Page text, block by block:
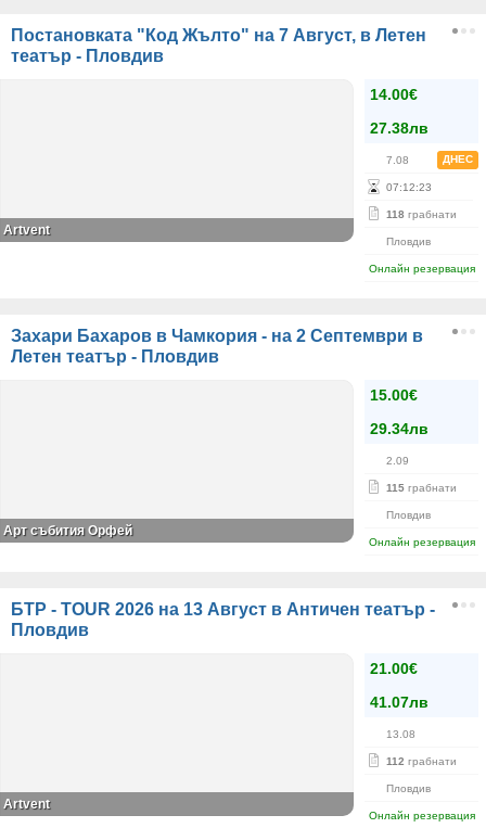
Постановката "Код Жълто" на 7 Август, в Летен
театър - Пловдив
14.00€
27.38лв
7.08 ДНЕС
07:12:22
118 грабнати
Пловдив
Онлайн резервация
Artvent
Захари Бахаров в Чамкория - на 2 Септември в
Летен театър - Пловдив
15.00€
29.34лв
2.09
115 грабнати
Пловдив
Онлайн резервация
Арт събития Орфей
БТР - TOUR 2026 на 13 Август в Античен театър -
Пловдив
21.00€
41.07лв
13.08
112 грабнати
Пловдив
Онлайн резервация
Artvent